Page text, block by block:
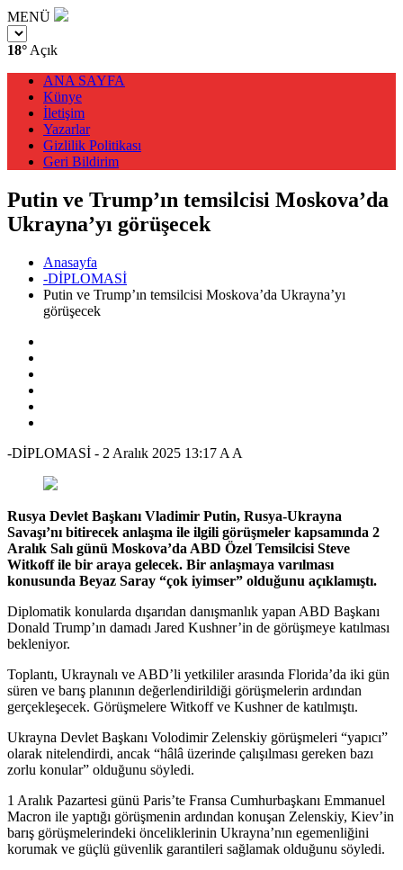
MENÜ
18° Açık
ANA SAYFA
Künye
İletişim
Yazarlar
Gizlilik Politikası
Geri Bildirim
Putin ve Trump’ın temsilcisi Moskova’da
Ukrayna’yı görüşecek
Anasayfa
-DİPLOMASİ
Putin ve Trump’ın temsilcisi Moskova’da Ukrayna’yı
görüşecek
-DİPLOMASİ - 2 Aralık 2025 13:17 A A
Rusya Devlet Başkanı Vladimir Putin, Rusya-Ukrayna
Savaşı’nı bitirecek anlaşma ile ilgili görüşmeler kapsamında 2
Aralık Salı günü Moskova’da ABD Özel Temsilcisi Steve
Witkoff ile bir araya gelecek. Bir anlaşmaya varılması
konusunda Beyaz Saray “çok iyimser” olduğunu açıklamıştı.
Diplomatik konularda dışarıdan danışmanlık yapan ABD Başkanı
Donald Trump’ın damadı Jared Kushner’in de görüşmeye katılması
bekleniyor.
Toplantı, Ukraynalı ve ABD’li yetkililer arasında Florida’da iki gün
süren ve barış planının değerlendirildiği görüşmelerin ardından
gerçekleşecek. Görüşmelere Witkoff ve Kushner de katılmıştı.
Ukrayna Devlet Başkanı Volodimir Zelenskiy görüşmeleri “yapıcı”
olarak nitelendirdi, ancak “hâlâ üzerinde çalışılması gereken bazı
zorlu konular” olduğunu söyledi.
1 Aralık Pazartesi günü Paris’te Fransa Cumhurbaşkanı Emmanuel
Macron ile yaptığı görüşmenin ardından konuşan Zelenskiy, Kiev’in
barış görüşmelerindeki önceliklerinin Ukrayna’nın egemenliğini
korumak ve güçlü güvenlik garantileri sağlamak olduğunu söyledi.